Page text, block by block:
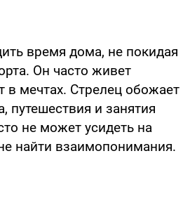
время дома, не покидая
Он часто живет
мечтах. Стрелец обожает
путешествия и занятия
не может усидеть на
найти взаимопонимания.